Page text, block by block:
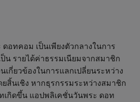
อทคอม เป็นเพียงตัวกลางในการ
ป็น รายได้ค่าธรรมเนียมจากสมาชิก
เกี่ยวข้องในการแลกเปลี่ยนระหว่าง
สิ้นเชิง หากธุรกรรมระหว่างสมาชิก
กิดขึ้น แอปพลิเคชั่นวันพระ ดอท